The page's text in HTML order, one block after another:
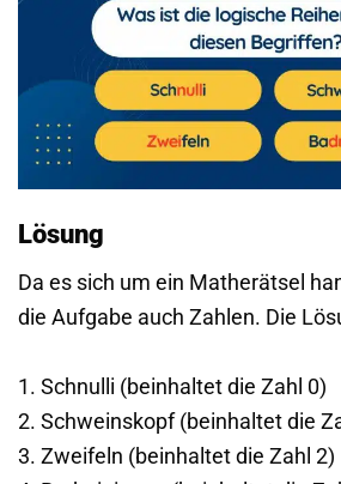
Lösung
Da es sich um ein Matherätsel
die Aufgabe auch Zahlen. Die
1. Schnulli (beinhaltet die Zahl 0)
2. Schweinskopf (beinhaltet die
3. Zweifeln (beinhaltet die Zahl 2)